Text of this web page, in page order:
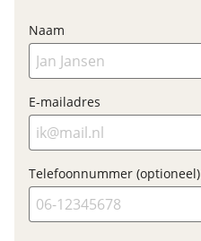
Financieel
Prijs
BTW/marge
Bijtellingspercentage
Nieuwprijs
Naam
E-mailadres
Telefoonnummer (optioneel)